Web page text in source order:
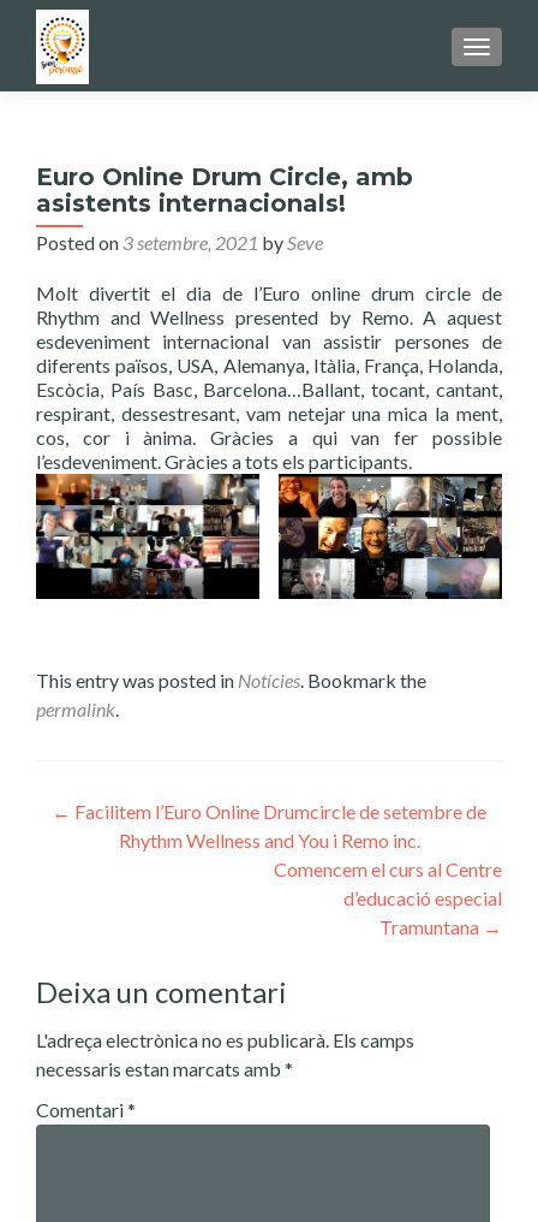
Euro Online Drum Circle, amb
asistents internacionals!
Posted on 3 setembre, 2021 bySeve
Molt divertit el dia de l’Euro online drum circle de
Rhythm and Wellness presented by Remo. A aquest
esdeveniment internacional van assistir persones de
diferents països, USA, Alemanya, Itàlia, França, Holanda,
Escòcia, País Basc, Barcelona…Ballant, tocant, cantant,
respirant, dessestresant, vam netejar una mica la ment,
cos, cor i ànima. Gràcies a qui van fer possible
l’esdeveniment. Gràcies a tots els participants.
This entry was posted in Notícies. Bookmark the
permalink.
Post
navigation
← Facilitem l’Euro Online Drumcircle de setembre de
Rhythm Wellness and You i Remo inc.
Comencem el curs al Centre
d’educació especial
Tramuntana →
Deixa un comentari
L'adreça electrònica no es publicarà. Els camps
necessaris estan marcats amb *
Comentari*